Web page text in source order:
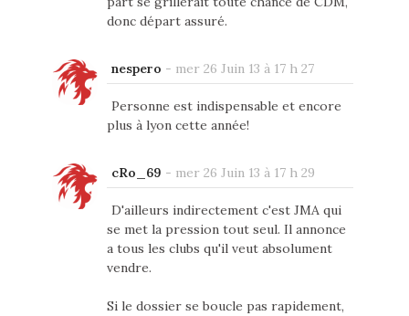
donc départ assuré.
nespero - mer 26 Juin 13 à 17 h 27
Personne est indispensable et encore
plus à lyon cette année!
cRo_69 - mer 26 Juin 13 à 17 h 29
D'ailleurs indirectement c'est JMA qui
se met la pression tout seul. Il annonce
a tous les clubs qu'il veut absolument
vendre.
Si le dossier se boucle pas rapidement,